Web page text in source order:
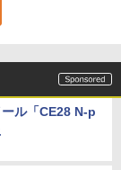
ル「CE28 N-p